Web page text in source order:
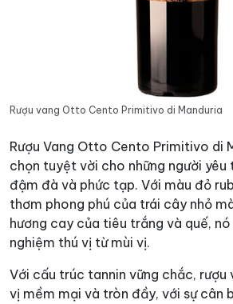
Rượu vang Otto Cento Primitivo di Manduria
Rượu Vang Otto Cento Primitivo di
chọn tuyệt vời cho những người yêu
đậm đà và phức tạp. Với màu đỏ
thơm phong phú của trái cây nhỏ
hương cay của tiêu trắng và quế,
nghiệm thú vị từ mùi vị.
Với cấu trúc tannin vững chắc, rượu
vị mềm mại và tròn đầy, với sự cân